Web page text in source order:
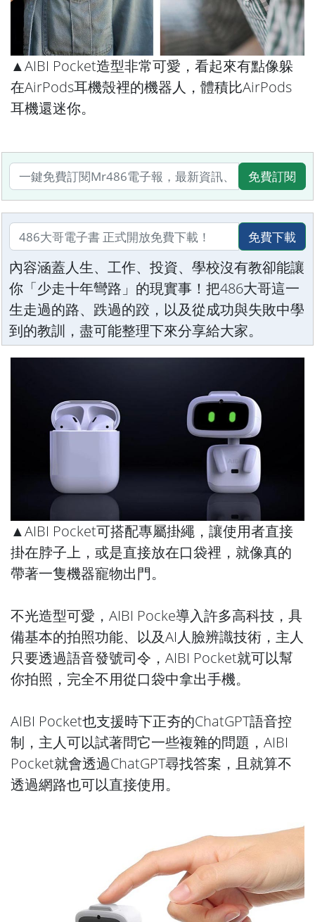
▲AIBI Pocket造型非常可愛，看起來有點像躲
在AirPods耳機殼裡的機器人，體積比AirPods
耳機還迷你。
免費訂閱
免費下載
內容涵蓋人生、工作、投資、學校沒有教卻能讓
你「少走十年彎路」的現實事！把486大哥這一
生走過的路、跌過的跤，以及從成功與失敗中學
到的教訓，盡可能整理下來分享給大家。
▲AIBI Pocket可搭配專屬掛繩，讓使用者直接
掛在脖子上，或是直接放在口袋裡，就像真的
帶著一隻機器寵物出門。
不光造型可愛，AIBI Pocke導入許多高科技，具
備基本的拍照功能、以及AI人臉辨識技術，主人
只要透過語音發號司令，AIBI Pocket就可以幫
你拍照，完全不用從口袋中拿出手機。
AIBI Pocket也支援時下正夯的ChatGPT語音控
制，主人可以試著問它一些複雜的問題，AIBI
Pocket就會透過ChatGPT尋找答案，且就算不
透過網路也可以直接使用。